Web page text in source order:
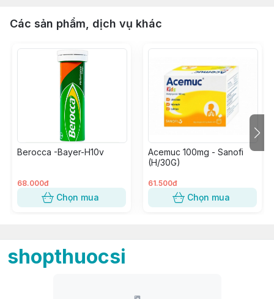
Các sản phẩm, dịch vụ khác
Berocca -Bayer-H10v
68.000đ
Chọn mua
Acemuc 100mg - Sanofi
(H/30G)
61.500đ
Chọn mua
shopthuocsi